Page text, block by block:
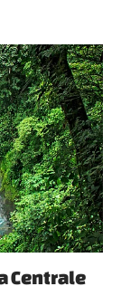
Centrale